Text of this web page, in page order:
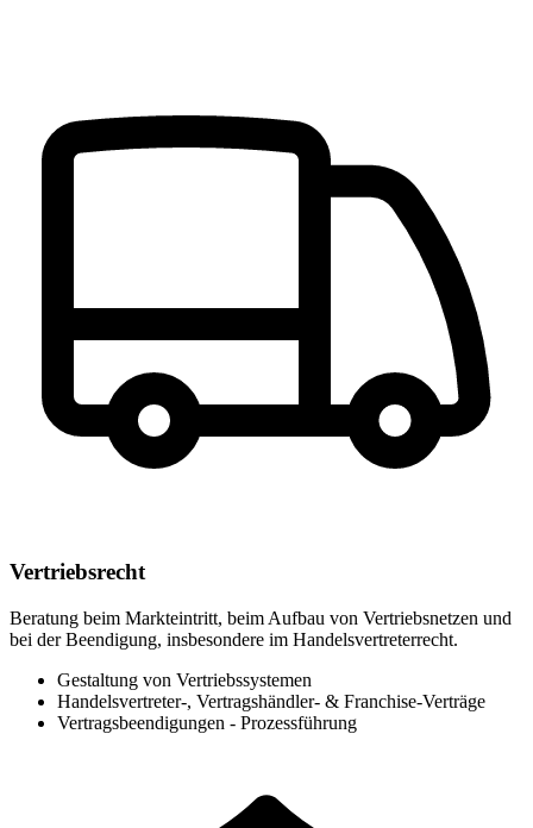
Vertriebsrecht
Beratung beim Markteintritt, beim Aufbau von Vertriebsnetzen und
bei der Beendigung, insbesondere im Handelsvertreterrecht.
Gestaltung von Vertriebssystemen
Handelsvertreter-, Vertragshändler- & Franchise-Verträge
Vertragsbeendigungen - Prozessführung